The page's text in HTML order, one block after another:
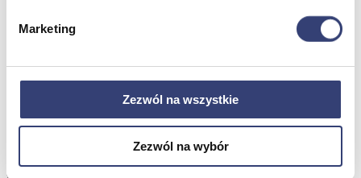
Marketing
Zezwól na wszystkie
Zezwól na wybór
Robotyka w rehabilitacji
Dla rehabilitacji
Dofinansowania
Filmy
Partnerzy